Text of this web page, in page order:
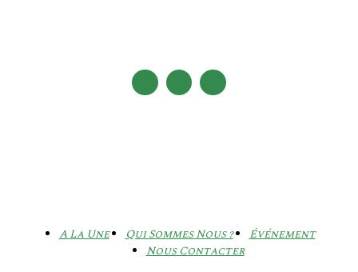
A La Une Qui Sommes Nous ?
Événement
Nous Contacter